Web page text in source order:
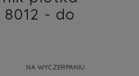
8012 - do
NA WYCZERPANIU